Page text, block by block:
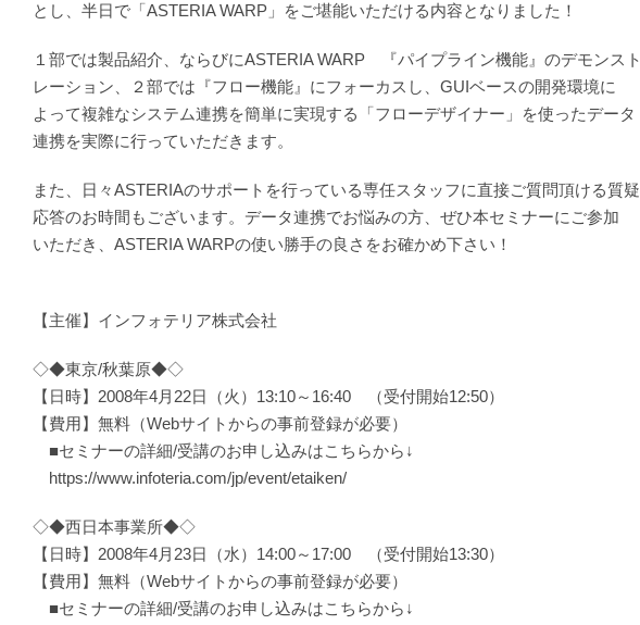
とし、半日で「ASTERIA WARP」をご堪能いただける内容となりました！
１部では製品紹介、ならびにASTERIA WARP 『パイプライン機能』のデモンスト
レーション、２部では『フロー機能』にフォーカスし、GUIベースの開発環境に
よって複雑なシステム連携を簡単に実現する「フローデザイナー」を使ったデータ
連携を実際に行っていただきます。
また、日々ASTERIAのサポートを行っている専任スタッフに直接ご質問頂ける質疑
応答のお時間もございます。データ連携でお悩みの方、ぜひ本セミナーにご参加
いただき、ASTERIA WARPの使い勝手の良さをお確かめ下さい！
【主催】インフォテリア株式会社
◇◆東京/秋葉原◆◇
【日時】2008年4月22日（火）13:10～16:40 （受付開始12:50）
【費用】無料（Webサイトからの事前登録が必要）
■セミナーの詳細/受講のお申し込みはこちらから↓
https://www.infoteria.com/jp/event/etaiken/
◇◆西日本事業所◆◇
【日時】2008年4月23日（水）14:00～17:00 （受付開始13:30）
【費用】無料（Webサイトからの事前登録が必要）
■セミナーの詳細/受講のお申し込みはこちらから↓